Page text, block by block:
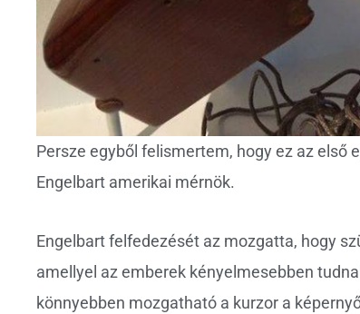
Persze egyből felismertem, hogy ez az első
Engelbart amerikai mérnök.
Engelbart felfedezését az mozgatta, hogy
amellyel az emberek kényelmesebben
könnyebben mozgatható a kurzor a